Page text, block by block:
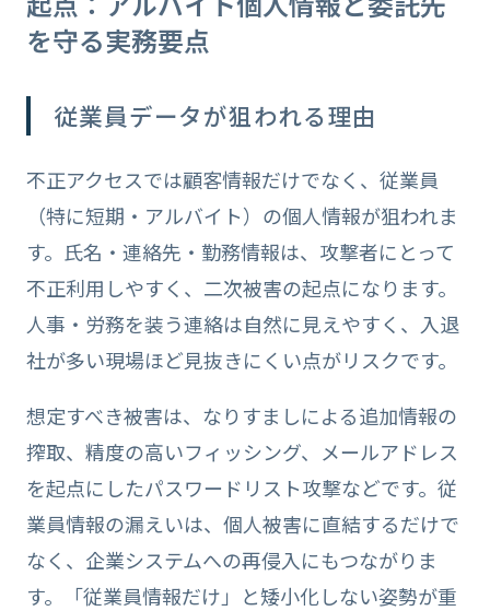
を守る実務要点
従業員データが狙われる理由
不正アクセスでは顧客情報だけでなく、従業員
（特に短期・アルバイト）の個人情報が狙われま
す。氏名・連絡先・勤務情報は、攻撃者にとって
不正利用しやすく、二次被害の起点になります。
人事・労務を装う連絡は自然に見えやすく、入退
社が多い現場ほど見抜きにくい点がリスクです。
想定すべき被害は、なりすましによる追加情報の
搾取、精度の高いフィッシング、メールアドレス
を起点にしたパスワードリスト攻撃などです。従
業員情報の漏えいは、個人被害に直結するだけで
なく、企業システムへの再侵入にもつながりま
す。「従業員情報だけ」と矮小化しない姿勢が重